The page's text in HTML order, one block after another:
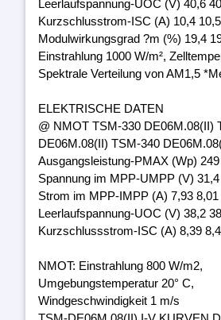
Leerlaufspannung-UOC (V) 40,6
Kurzschlusstrom-ISC (A) 10,4
Modulwirkungsgrad ?m (%) 19,4
Einstrahlung 1000 W/m²,
Spektrale Verteilung von AM1,5
ELEKTRISCHE DATEN
@ NMOT TSM-330 DE06M.08(II)
DE06M.08(II) TSM-340
Ausgangsleistung-PMAX (Wp)
Spannung im MPP-UMPP (V)
Strom im MPP-IMPP (A) 7,93 8,01
Leerlaufspannung-UOC (V) 38,2
Kurzschlussstrom-ISC (A) 8,39
NMOT: Einstrahlung 800 W/m2,
Umgebungstemperatur 20° C,
Windgeschwindigkeit 1 m/s